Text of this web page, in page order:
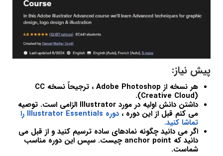
پیش نیاز:
هر نسخه از Adobe Photoshop ، ترجیحاً نسخه CC
(Creative Cloud).
داشتن دانش اولیه در مورد Illustrator الزامی است. توصیه
می کنم قبل از این دوره ، دوره Illustrator Essentials را
تماشا کنید.
اگر می دانید چگونه نمادهای ساده ترسیم کنید و از قبل می
دانید که anchor point چیست. سپس این دوره مناسب
شماست.